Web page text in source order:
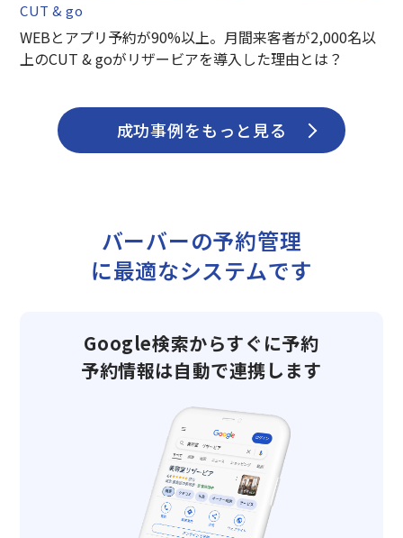
CUT & go
WEBとアプリ予約が90%以上。月間来客者が2,000名以
上のCUT & goがリザービアを導入した理由とは？
成功事例をもっと見る
バーバーの予約管理
に最適なシステムです
Google検索からすぐに予約
予約情報は自動で連携します